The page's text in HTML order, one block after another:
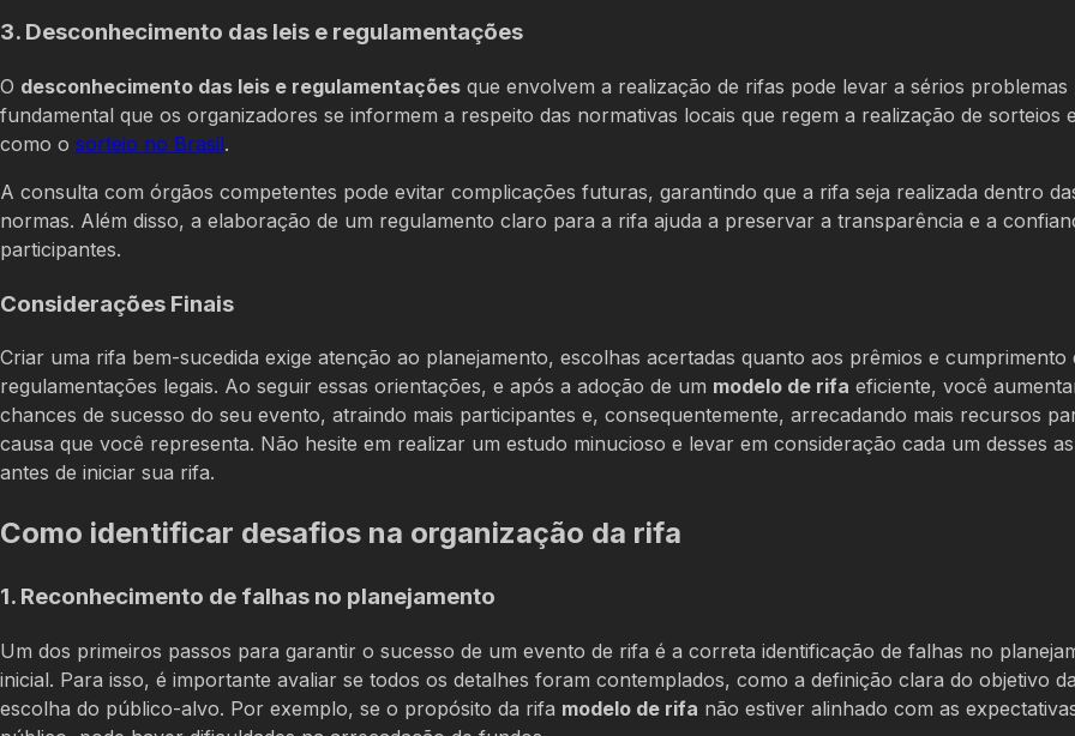
3. Desconhecimento das leis e regulamentações
O desconhecimento das leis e regulamentações que envolvem a realização de rifas pode levar a sérios problemas
fundamental que os organizadores se informem a respeito das normativas locais que regem a realização de sorteios
como o sorteio no Brasil.
A consulta com órgãos competentes pode evitar complicações futuras, garantindo que a rifa seja realizada dentro
normas. Além disso, a elaboração de um regulamento claro para a rifa ajuda a preservar a transparência e a
participantes.
Considerações Finais
Criar uma rifa bem-sucedida exige atenção ao planejamento, escolhas acertadas quanto aos prêmios e cumprimento
regulamentações legais. Ao seguir essas orientações, e após a adoção de um modelo de rifa eficiente, você
chances de sucesso do seu evento, atraindo mais participantes e, consequentemente, arrecadando mais recursos
causa que você representa. Não hesite em realizar um estudo minucioso e levar em consideração cada um desses
antes de iniciar sua rifa.
Como identificar desafios na organização da rifa
1. Reconhecimento de falhas no planejamento
Um dos primeiros passos para garantir o sucesso de um evento de rifa é a correta identificação de falhas no
inicial. Para isso, é importante avaliar se todos os detalhes foram contemplados, como a definição clara do objetivo
escolha do público-alvo. Por exemplo, se o propósito da rifa modelo de rifa não estiver alinhado com as